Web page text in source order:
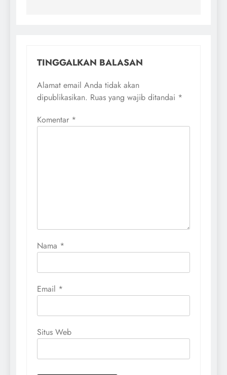
TINGGALKAN BALASAN
Alamat email Anda tidak akan
dipublikasikan. Ruas yang wajib ditandai *
Komentar *
Nama *
Email *
Situs Web